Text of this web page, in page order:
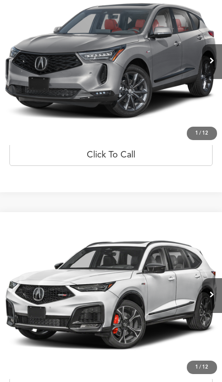
1 / 12
Flagship Acura San Juan
5J8TC2H65TL000220 Valores:20023085 Modelo:TC2H6TKNW
Disponible Int.
PRECIO
Less
Obtener Oferta
Click To Call
1 / 12
Flagship Acura San Juan
5J8YD8H87TL000954Valores:20023091Modelo:YD8H8TKNW
Disponible Int.
PRECIO
Less
Obtener Oferta